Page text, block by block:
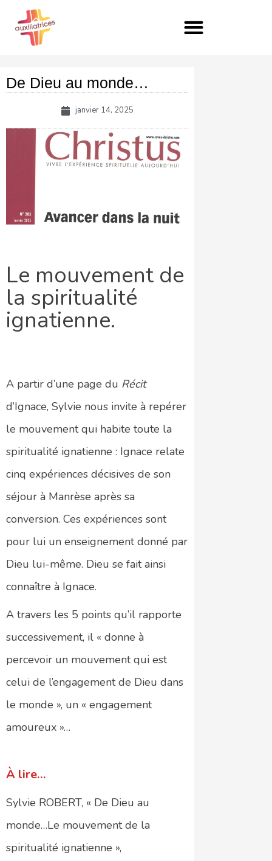
contenu
De Dieu au monde…
janvier 14, 2025
Le mouvement de
la spiritualité
ignatienne.
A partir d’une page du Récit
d’Ignace, Sylvie nous invite à repérer
le mouvement qui habite toute la
spiritualité ignatienne : Ignace relate
cinq expériences décisives de son
séjour à Manrèse après sa
conversion. Ces expériences sont
pour lui un enseignement donné par
Dieu lui-même. Dieu se fait ainsi
connaître à Ignace.
A travers les 5 points qu’il rapporte
successivement, il « donne à
percevoir un mouvement qui est
celui de l’engagement de Dieu dans
le monde », un « engagement
amoureux »…
À lire…
Sylvie ROBERT, « De Dieu au
monde…Le mouvement de la
spiritualité ignatienne »,